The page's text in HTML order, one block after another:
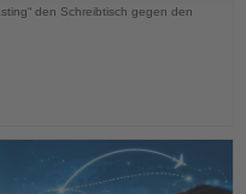
den Schreibtisch gegen den